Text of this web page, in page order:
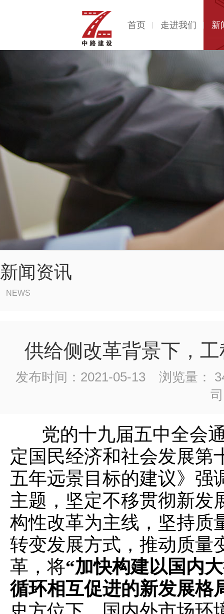
首页 走进我们 新
新闻资讯
NEWS
供给侧改革背景下，
发布时间：2021-05-13
浏览量：
司
党的十九届五中全会
定国民经济和社会发展第
五年远景目标的建议》强
主题，坚定不移贯彻新发
构性改革为主线，坚持质
转变发展方式，推动质量
革，将“加快构建以国内
循环相互促进的新发展格